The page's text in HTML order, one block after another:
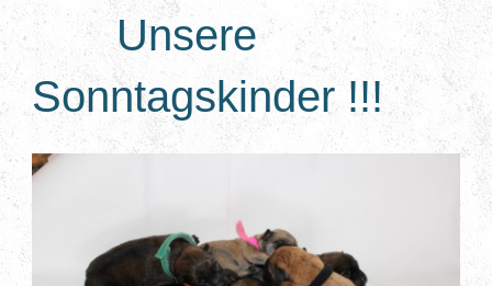
Unsere
Sonntagskinder !!!